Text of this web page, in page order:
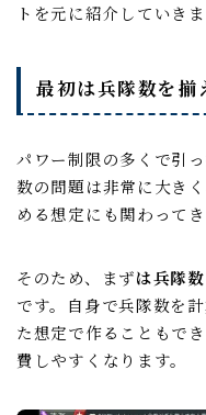
トを元に紹介していきま
最初は兵隊数を揃
パワー制限の多くで引
数の問題は非常に大き
める想定にも関わってき
そのため、まずは兵隊
です。自身で兵隊数を
た想定で作ることもで
費しやすくなります。